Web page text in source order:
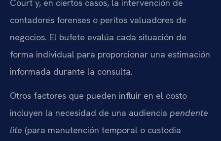
Court y, en ciertos casos, la intervención de
contadores forenses o peritos valuadores de
negocios. El bufete evalúa cada situación de
forma individual para proporcionar una estimación
informada durante la consulta.
Otros factores que pueden influir en el costo
incluyen la necesidad de una audiencia pendente
lite (para manutención temporal o custodia